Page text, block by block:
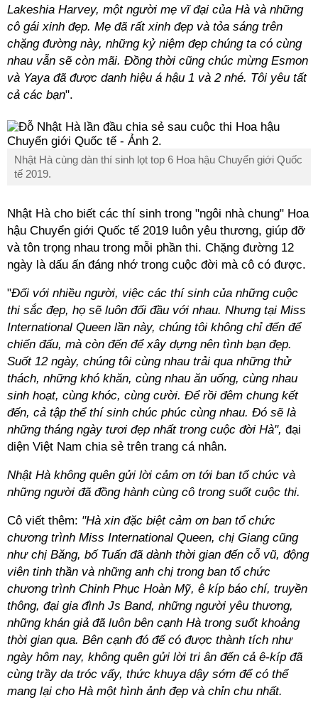
Lakeshia Harvey, một người mẹ vĩ đại của Hà và những
cô gái xinh đẹp. Mẹ đã rất xinh đẹp và tỏa sáng trên
chặng đường này, những kỷ niệm đẹp chúng ta có cùng
nhau vẫn sẽ còn mãi. Đồng thời cũng chúc mừng Esmon
và Yaya đã được danh hiệu á hậu 1 và 2 nhé. Tôi yêu tất
cả các bạn".
Nhật Hà cùng dàn thí sinh lọt top 6 Hoa hậu Chuyển giới Quốc
tế 2019.
Nhật Hà cho biết các thí sinh trong "ngôi nhà chung" Hoa
hậu Chuyển giới Quốc tế 2019 luôn yêu thương, giúp đỡ
và tôn trọng nhau trong mỗi phần thi. Chặng đường 12
ngày là dấu ấn đáng nhớ trong cuộc đời mà cô có được.
"Đối với nhiều người, việc các thí sinh của những cuộc
thi sắc đẹp, họ sẽ luôn đối đầu với nhau. Nhưng tại Miss
International Queen lần này, chúng tôi không chỉ đến để
chiến đấu, mà còn đến để xây dựng nên tình bạn đẹp.
Suốt 12 ngày, chúng tôi cùng nhau trải qua những thử
thách, những khó khăn, cùng nhau ăn uống, cùng nhau
sinh hoạt, cùng khóc, cùng cười. Để rồi đêm chung kết
đến, cả tập thể thí sinh chúc phúc cùng nhau. Đó sẽ là
những tháng ngày tươi đẹp nhất trong cuộc đời Hà", đại
diện Việt Nam chia sẻ trên trang cá nhân.
Nhật Hà không quên gửi lời cảm ơn tới ban tổ chức và
những người đã đồng hành cùng cô trong suốt cuộc thi.
Cô viết thêm: "Hà xin đặc biệt cảm ơn ban tổ chức
chương trình Miss International Queen, chị Giang cũng
như chị Băng, bố Tuấn đã dành thời gian đến cỗ vũ, động
viên tinh thần và những anh chị trong ban tổ chức
chương trình Chinh Phục Hoàn Mỹ, ê kíp báo chí, truyền
thông, đại gia đình Js Band, những người yêu thương,
những khán giả đã luôn bên cạnh Hà trong suốt khoảng
thời gian qua. Bên cạnh đó để có được thành tích như
ngày hôm nay, không quên gửi lời tri ân đến cả ê-kíp đã
cùng trầy da tróc vẩy, thức khuya dậy sớm để có thể
mang lại cho Hà một hình ảnh đẹp và chỉn chu nhất.